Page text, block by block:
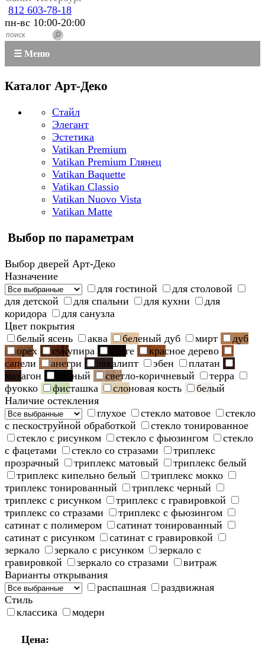
812 603-78-18
пн-вс 10:00-20:00
☰ Меню
Каталог Арт-Деко
Стайл
Элегант
Эстетика
Vatikan Premium
Vatikan Premium Глянец
Vatikan Baquette
Vatikan Classio
Vatikan Nuovo Vista
Vatikan Matte
Выбор по параметрам
Выбор дверей Арт-Деко
Назначение
для гостиной
для столовой
для детской
для спальни для кухни
для
коридора
для санузла
Цвет покрытия
белый ясень
аква беленый дуб мирт
дуб
орех
сукупира венге
красное дерево
сапели
анегри эвкалипт эбен
платан
махагон
черный светло-коричневый
терра
фуокко
фисташка слоновая кость
белый
Наличие остекления
глухое
стекло матовое
стекло
с пескоструйной обработкой
стекло тонированное
стекло с рисунком
стекло с фьюзингом
стекло
с фацетами
стекло со стразами
триплекс
прозрачный
триплекс матовый
триплекс белый
триплекс кипельно белый
триплекс мокко
триплекс тонированный
триплекс черный
триплекс с рисунком
триплекс с гравировкой
триплекс со стразами
триплекс с фьюзингом
сатинат с полимером
сатинат тонированный
сатинат с рисунком
сатинат с гравировкой
зеркало
зеркало с рисунком
зеркало с
гравировкой
зеркало со стразами
витраж
Варианты открывания
распашная
раздвижная
Стиль
классика
модерн
Цена: